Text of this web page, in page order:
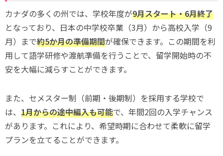
カナダの多くの州では、学校年度が9月スタート・6月終了
となっており、日本の中学校卒業（3月）から高校入学（9
月）まで約5か月の準備期間が確保できます。この期間を利
用して語学研修や渡航準備を行うことで、留学開始時の不
安を大幅に減らすことができます。
また、セメスター制（前期・後期制）を採用する学校で
は、 1月からの途中編入も可能で、年間2回の入学チャンス
があります。これにより、希望時期に合わせて柔軟に留学
プランを立てることができます。